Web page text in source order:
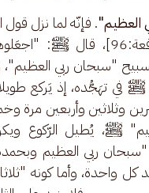
العظيم". فإنّه لما نزل
رَبِّكَ الْعَظِيمِ) [الواقعة:96]،
"سبحان ربي
ﷺ في تهَجُّده، إذ يَركع
وثلاثين وأربعين مرة
ﷺ، يُطيل الرّكوع
ربي العظيم
كل واحدة، وأما كونه